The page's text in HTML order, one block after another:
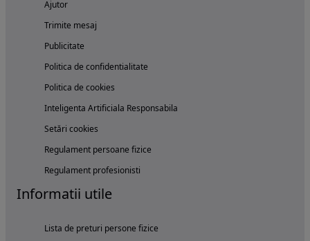
Ajutor
Trimite mesaj
Publicitate
Politica de confidentialitate
Politica de cookies
Inteligenta Artificiala Responsabila
Setări cookies
Regulament persoane fizice
Regulament profesionisti
Informatii utile
Lista de preturi persone fizice